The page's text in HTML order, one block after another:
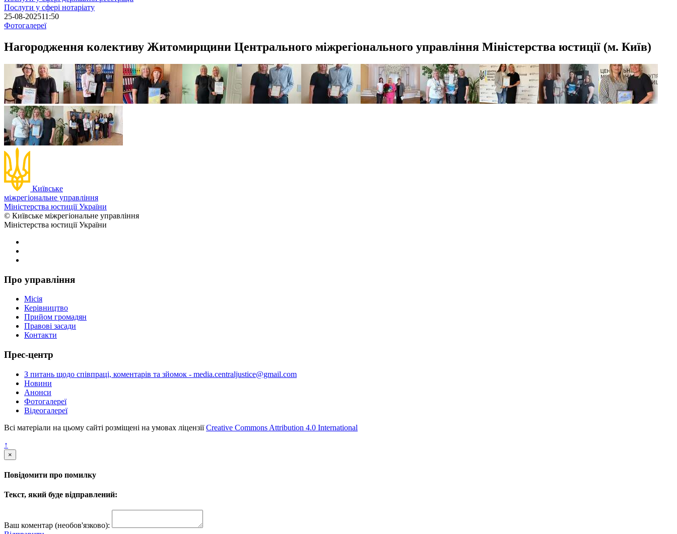
Послуги у сфері нотаріату
25-08-202511:50
Фотогалереї
Нагородження колективу Житомирщини Центрального міжрегіонального управління Міністерства юстиції (м. Київ)
Київське
міжрегіональне управління
Міністерства юстиції України
© Київське міжрегіональне управління
Міністерства юстиції України
Про управління
Місія
Керівництво
Прийом громадян
Правові засади
Контакти
Прес-центр
З питань щодо співпраці, коментарів та зйомок - media.centraljustice@gmail.com
Новини
Анонси
Фотогалереї
Відеогалереї
Всі матеріали на цьому сайті розміщені на умовах ліцензіїCreative Commons Attribution 4.0 International
↑
×
Повідомити про помилку
Текст, який буде відправлений:
Ваш коментар (необов'язково):